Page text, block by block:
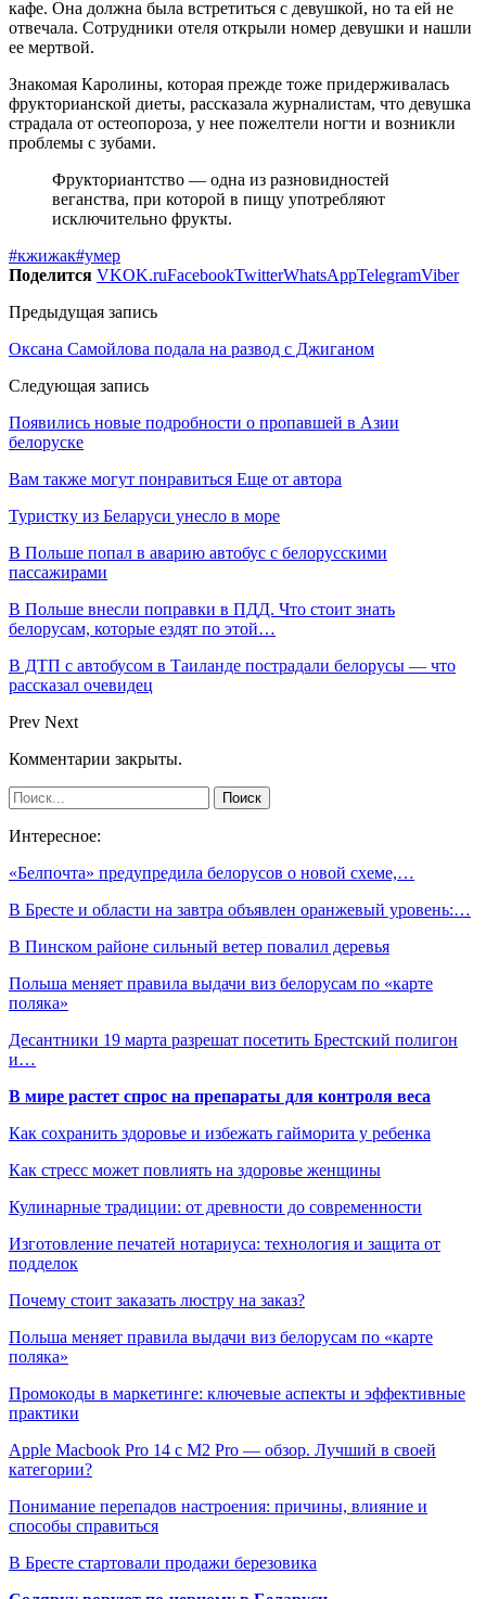
кафе. Она должна была встретиться с девушкой, но та ей не
отвечала. Сотрудники отеля открыли номер девушки и нашли
ее мертвой.
Знакомая Каролины, которая прежде тоже придерживалась
фрукторианской диеты, рассказала журналистам, что девушка
страдала от остеопороза, у нее пожелтели ногти и возникли
проблемы с зубами.
Фрукториантство — одна из разновидностей
веганства, при которой в пищу употребляют
исключительно фрукты.
#кжижак#умер
Поделится VKOK.ruFacebookTwitterWhatsAppTelegramViber
Предыдущая запись
Оксана Самойлова подала на развод с Джиганом
Следующая запись
Появились новые подробности о пропавшей в Азии
белоруске
Вам также могут понравиться Еще от автора
Туристку из Беларуси унесло в море
В Польше попал в аварию автобус с белорусскими
пассажирами
В Польше внесли поправки в ПДД. Что стоит знать
белорусам, которые ездят по этой…
В ДТП с автобусом в Таиланде пострадали белорусы — что
рассказал очевидец
Prev Next
Комментарии закрыты.
Интересное:
«Белпочта» предупредила белорусов о новой схеме,…
В Бресте и области на завтра объявлен оранжевый уровень:…
В Пинском районе сильный ветер повалил деревья
Польша меняет правила выдачи виз белорусам по «карте
поляка»
Десантники 19 марта разрешат посетить Брестский полигон
и…
В мире растет спрос на препараты для контроля веса
Как сохранить здоровье и избежать гайморита у ребенка
Как стресс может повлиять на здоровье женщины
Кулинарные традиции: от древности до современности
Изготовление печатей нотариуса: технология и защита от
подделок
Почему стоит заказать люстру на заказ?
Польша меняет правила выдачи виз белорусам по «карте
поляка»
Промокоды в маркетинге: ключевые аспекты и эффективные
практики
Apple Macbook Pro 14 с M2 Pro — обзор. Лучший в своей
категории?
Понимание перепадов настроения: причины, влияние и
способы справиться
В Бресте стартовали продажи березовика